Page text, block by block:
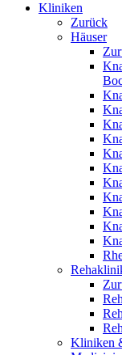
Kliniken
Zurück
Häuser
Kliniken